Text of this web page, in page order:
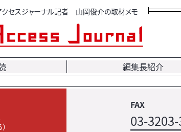
クセスジャーナル記者 山岡俊介の取材メモ
編集長紹介
FAX
03-